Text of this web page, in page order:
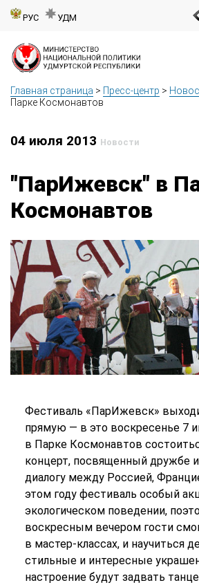
РУС УДМ
Главная страница > Пресс-центр >
Парке Космонавтов
04 июля 2013 Новости
"ПарИжевск" в
Космонавтов
Фестиваль «ПарИжевск»
прямую — в это воскресенье 7
в Парке Космонавтов
концерт, посвященный дружбе
диалогу между Россией,
этом году фестиваль особый
экологическом поведении,
воскресным вечером гости
в мастер-классах, и научиться
стильные и интересные
настроение будут задвать